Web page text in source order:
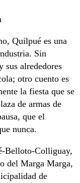
Quilpué es una
Sin
sus alrededores
otro cuento es
la fiesta que se
de armas de
que el
nunca.
Belloto-Colliguay,
del Marga Marga,
de